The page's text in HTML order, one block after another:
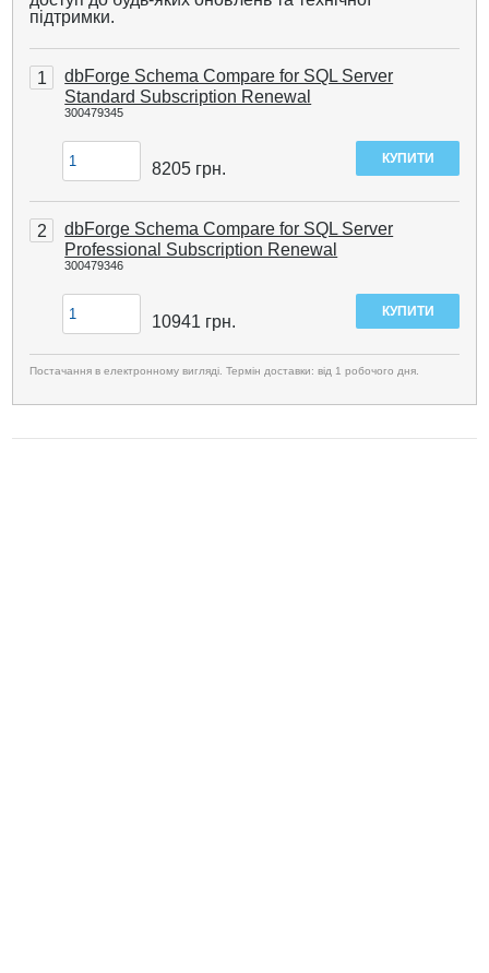
підтримки.
1
dbForge Schema Compare for SQL Server
Standard Subscription Renewal
300479345
8205 грн.
2
dbForge Schema Compare for SQL Server
Professional Subscription Renewal
300479346
10941 грн.
Постачання в електронному вигляді. Термін доставки: від 1 робочого дня.